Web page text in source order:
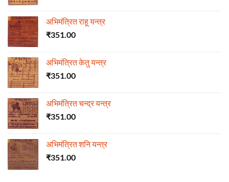
अभिमंत्रित राहू यन्त्र
₹351.00
अभिमंत्रित केतु यन्त्र
₹351.00
अभिमंत्रित चन्द्र यन्त्र
₹351.00
अभिमंत्रित शनि यन्त्र
₹351.00